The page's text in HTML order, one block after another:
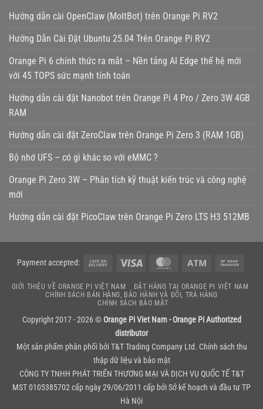
Hướng dẫn cài OpenClaw (MoltBot) trên Orange Pi RV2
Hướng Dẫn Cài Đặt Ubuntu 25.04 Trên Orange Pi RV2
Orange Pi 6 chính thức ra mắt – Nền tảng AI Edge thế hệ mới
với 45 TOPS sức mạnh tính toán
Hướng dẫn cài đặt Nanobot trên Orange Pi 4 Pro / Zero 3W 4GB
RAM
Hướng dẫn cài đặt ZeroClaw trên Orange Pi Zero 3 (RAM 1GB)
Bộ nhớ UFS – có gì khác so với eMMC ?
Orange Pi Zero 3W – Phân tích kỹ thuật kiến trúc và công nghệ
mới
Hướng dẫn cài đặt PicoClaw trên Orange Pi Zero LTS H3 512MB
Payment accepted:
Cash
Delivery
MasterCard Atm
GIỚI THIỆU VỀ ORANGE PI VIỆT NAM
ĐẶT HÀNG TẠI ORANGE PI VIỆT NAM
CHÍNH SÁCH BÁN HÀNG, BẢO HÀNH VÀ ĐỔI, TRẢ HÀNG
CHÍNH SÁCH BẢO MẬT
Copyright 2017 - 2026 © Orange Pi Viet Nam - Orange Pi Authorized
distributor
Một sản phẩm phân phối bởiT&T Trading Company Ltd. Chính sách thu
thập dữ liệu và bảo mật
CÔNG TY TNHH PHÁT TRIỂN THƯƠNG MẠI VÀ DỊCH VỤ QUỐC TẾ T&T
MST 0105385702 cấp ngày 29/06/2011 cấp bởi Sở kế hoạch và đầu tư TP
Hà Nội